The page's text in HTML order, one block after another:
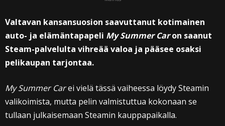
Valtavan kansansuosion saavuttanut kotimainen
auto- ja elämäntapapeli My Summer Caron saanut
Steam-palvelulta vihreää valoa ja pääsee osaksi
pelikaupan tarjontaa.
My Summer Carei vielä tässä vaiheessa löydy Steamin
valikoimista, mutta pelin valmistuttua kokonaan se
tullaan julkaisemaan Steamin kauppapaikalla.